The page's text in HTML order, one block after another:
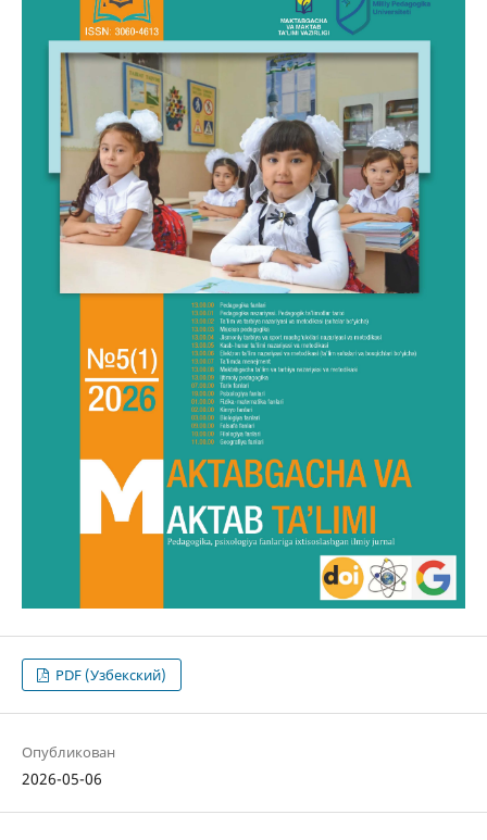
PDF (Узбекский)
Опубликован
2026-05-06